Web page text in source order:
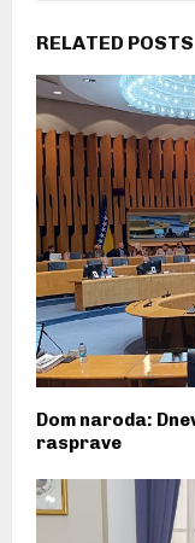
RELATED POSTS
Dom naroda:
rasprave